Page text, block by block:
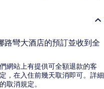
路彎大酒店的預訂並收到全
網站上有提供可全額退款的客
，在入住前幾天取消即可。詳細
取消規定。